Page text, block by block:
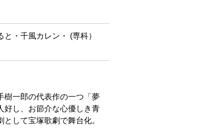
・千風カレン・ (専科）
樹一郎の代表作の一つ「夢
好し、お節介な心優しき青
して宝塚歌劇で舞台化。